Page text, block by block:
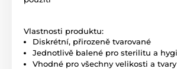
Vlastnosti produktu:
Diskrétní, přirozeně tvarované
Jednotlivě balené pro sterilitu a
Vhodné pro všechny velikosti a